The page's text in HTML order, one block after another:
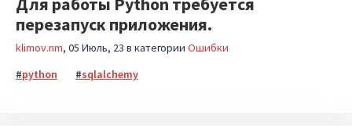
перезапуск приложения.
klimov.nm 05 Июль, 23 в категории Ошибки
python
sqlalchemy